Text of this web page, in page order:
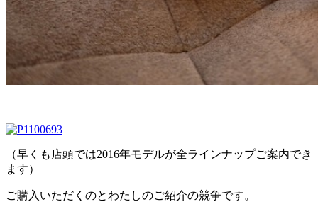
（早くも店頭では2016年モデルが全ラインナップご案内でき
ます）
ご購入いただくのとわたしのご紹介の競争です。